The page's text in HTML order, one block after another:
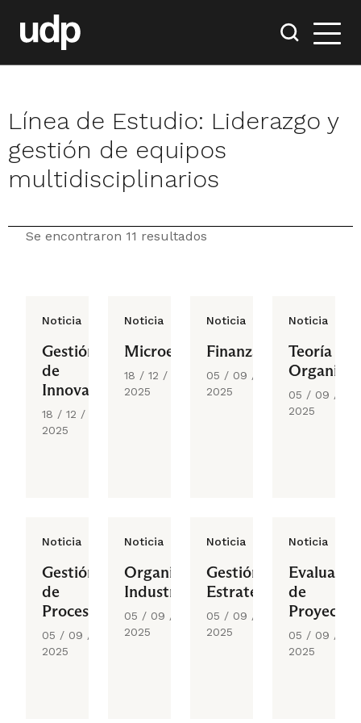
Línea de Estudio: Liderazgo y
gestión de equipos
multidisciplinarios
Se encontraron 11 resultados
Noticia
Gestión
de
Innovación
18 / 12 /
2025
Noticia
Microeconomía
18 / 12 /
2025
Noticia
Finanzas
05 / 09 /
2025
Noticia
Teoría
05 / 09 /
2025
Noticia
Gestión
de
Procesos
05 / 09 /
2025
Noticia
Organización
Industrial
05 / 09 /
2025
Noticia
Gestión
Estratégica
05 / 09 /
2025
Noticia
de
Proyectos
05 / 09 /
2025